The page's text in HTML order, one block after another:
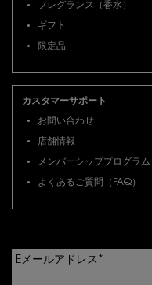
フレグランス（香水）
ギフト
限定品
カスタマーサポート
お問い合わせ
店舗情報
メンバーシッププログラム
よくあるご質問（FAQ）
Eメールアドレス *